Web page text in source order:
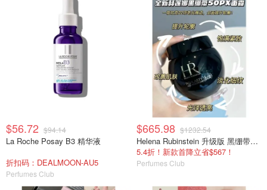
$56.72 $94.14
La Roche Posay B3 精华液
折扣码：DEALMOON-AU5
Perfumes Club
$665.98 $1232.54
Helena Rubinstein 升级版 黑绷带面霜 100ml
5.4折！新款首降立省$567！
Perfumes Club